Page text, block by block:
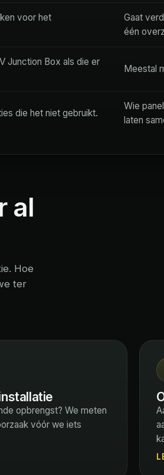
voor het
Gaat
één
Junction Box als die er
Meestal
die het niet gebruikt.
Wie
laten
al
Hoe
ter
opbrengst? We meten
vóór we iets